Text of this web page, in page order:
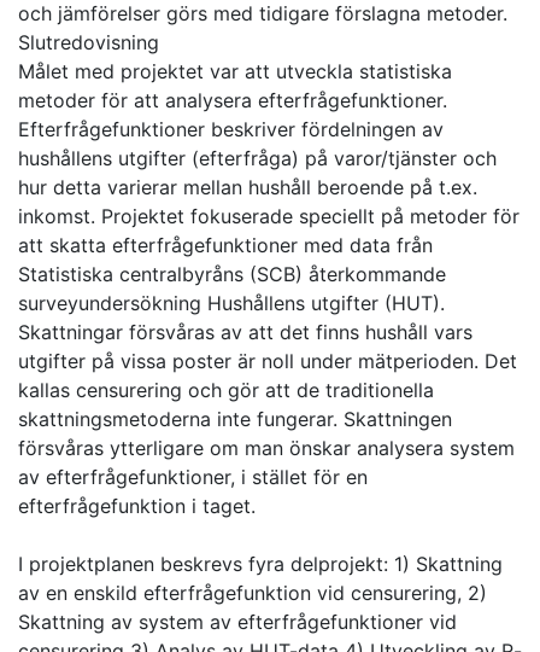
och jämförelser görs med tidigare förslagna metoder.
Slutredovisning
Målet med projektet var att utveckla statistiska
metoder för att analysera efterfrågefunktioner.
Efterfrågefunktioner beskriver fördelningen av
hushållens utgifter (efterfråga) på varor/tjänster och
hur detta varierar mellan hushåll beroende på t.ex.
inkomst. Projektet fokuserade speciellt på metoder för
att skatta efterfrågefunktioner med data från
Statistiska centralbyråns (SCB) återkommande
surveyundersökning Hushållens utgifter (HUT).
Skattningar försvåras av att det finns hushåll vars
utgifter på vissa poster är noll under mätperioden. Det
kallas censurering och gör att de traditionella
skattningsmetoderna inte fungerar. Skattningen
försvåras ytterligare om man önskar analysera system
av efterfrågefunktioner, i stället för en
efterfrågefunktion i taget.
I projektplanen beskrevs fyra delprojekt: 1) Skattning
av en enskild efterfrågefunktion vid censurering, 2)
Skattning av system av efterfrågefunktioner vid